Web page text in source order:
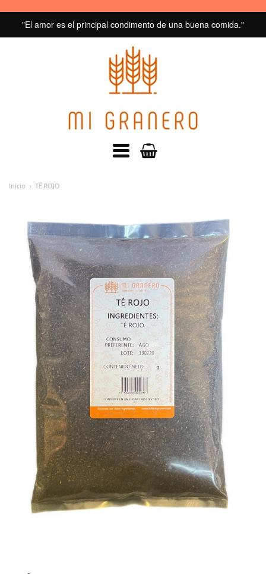
"El amor es el principal condimento de una buena comida."
Menú
Inicio TÉ ROJO